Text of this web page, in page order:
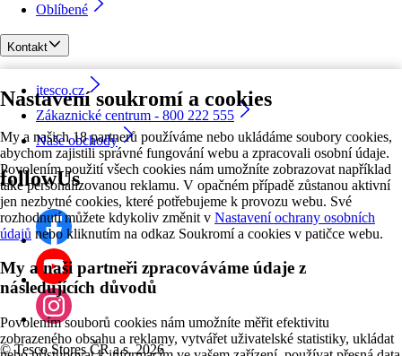
Nastavení soukromí a cookies
My a našich 18 partnerů používáme nebo ukládáme soubory cookies,
abychom zajistili správné fungování webu a zpracovali osobní údaje.
Povolením použití všech cookies nám umožníte zobrazovat například
také personalizovanou reklamu. V opačném případě zůstanou aktivní
jen nezbytné cookies, které potřebujeme k provozu webu. Své
rozhodnutí můžete kdykoliv změnit v Nastavení ochrany osobních
údajů nebo kliknutím na odkaz Soukromí a cookies v patičce webu.
My a naši partneři zpracováváme údaje z
následujících důvodů
Povolením souborů cookies nám umožníte měřit efektivitu
zobrazeného obsahu a reklamy, vytvářet uživatelské statistiky, ukládat
Oblíbené
Kontakt
itesco.cz
Zákaznické centrum - 800 222 555
Naše obchody
followUs
©Tesco Stores ČR a.s. 2026